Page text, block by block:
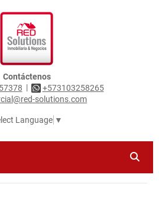
Contáctenos
|
+573103258265
solutions.com
Language ▼